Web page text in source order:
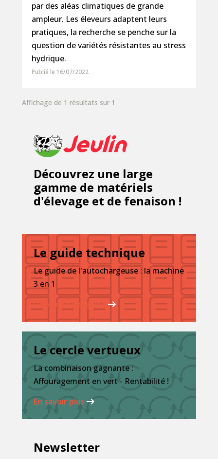
par des aléas climatiques de grande
ampleur. Les éleveurs adaptent leurs
pratiques, la recherche se penche sur la
question de variétés résistantes au stress
hydrique.
Publié le 16/07/2022
Affichage de 1 résultats sur 1
Découvrez une large
gamme de matériels
d'élevage et de fenaison !
Le guide technique
Le guide de l'autochargeuse : la machine
3 en 1
Découvrez le guide
Le cercle vertueux
La combinaison gagnante :
Affouragement en vert - Rentabilité !
En savoir plus
Newsletter